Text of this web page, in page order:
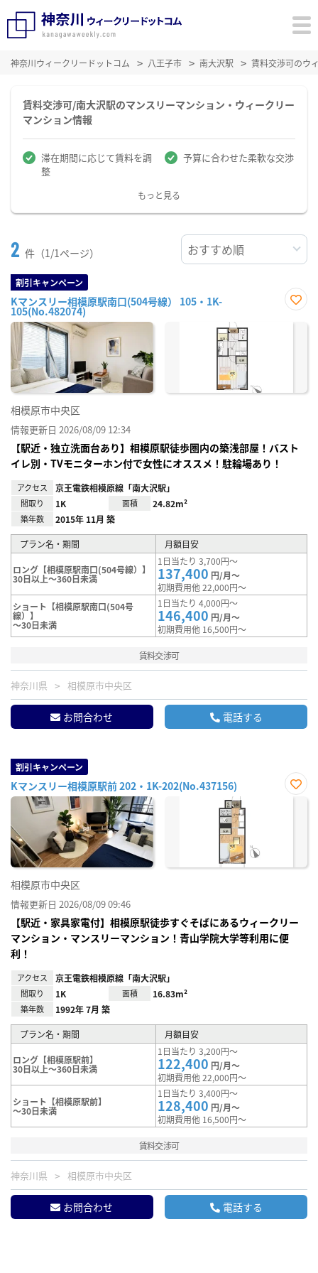
神奈川ウィークリードットコム 八王子市 南大沢駅 賃料交渉可のウ
賃料交渉可/南大沢駅のマンスリーマンション・ウィークリー
マンション情報
滞在期間に応じて賃料を調
整
予算に合わせた柔軟な交渉
もっと見る
2 件（1/1ページ）
割引キャンペーン
Kマンスリー相模原駅南口(504号線） 105・1K-
105(No.482074)
に入
相模原市中央区
情報更新日 2026/08/09 12:34
【駅近・独立洗面台あり】相模原駅徒歩圏内の築浅部屋！バスト
イレ別・TVモニターホン付で女性にオススメ！駐輪場あり！
アクセス 京王電鉄相模原線「南大沢駅」
間取り 1K 面積 24.82m²
築年数 2015年 11月 築
プラン名・期間 月額目安
ロング【相模原駅南口(504号線）】
30日以上～360日未満
1日当たり 3,700円～
137,400 円/月～
初期費用他 22,000円～
ショート【相模原駅南口(504号
線）】
～30日未満
1日当たり 4,000円～
146,400 円/月～
初期費用他 16,500円～
賃料交渉可
神奈川県 相模原市中央区
お問合わせ 電話する
割引キャンペーン
Kマンスリー相模原駅前 202・1K-202(No.437156)
お気
相模原市中央区
情報更新日 2026/08/09 09:46
【駅近・家具家電付】相模原駅徒歩すぐそばにあるウィークリー
マンション・マンスリーマンション！青山学院大学等利用に便
利！
アクセス 京王電鉄相模原線「南大沢駅」
間取り 1K 面積 16.83m²
築年数 1992年 7月 築
プラン名・期間 月額目安
ロング【相模原駅前】
30日以上～360日未満
1日当たり 3,200円～
122,400 円/月～
初期費用他 22,000円～
ショート【相模原駅前】
～30日未満
1日当たり 3,400円～
128,400 円/月～
初期費用他 16,500円～
賃料交渉可
神奈川県 相模原市中央区
お問合わせ 電話する